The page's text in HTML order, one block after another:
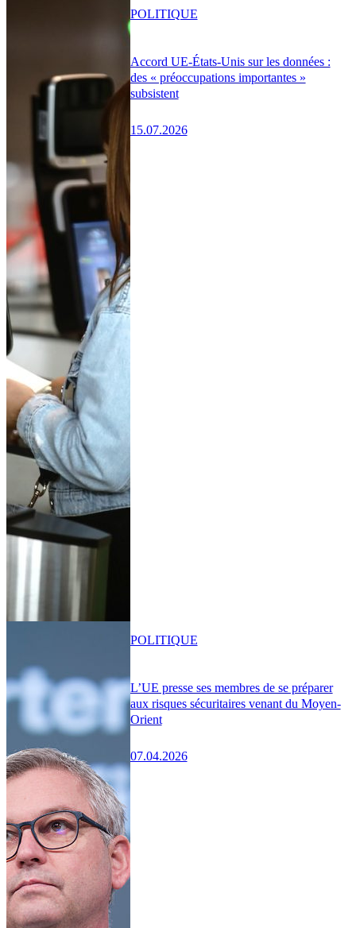
Accord UE-États-Unis sur les données :
des « préoccupations importantes »
subsistent
15.07.2026
POLITIQUE
L’UE presse ses membres de se préparer
aux risques sécuritaires venant du Moyen-
Orient
07.04.2026
POLITIQUE